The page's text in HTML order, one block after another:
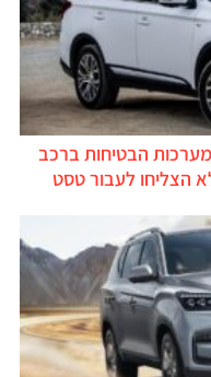
הבטיחות ברכב
הצליחו לעבור טסט